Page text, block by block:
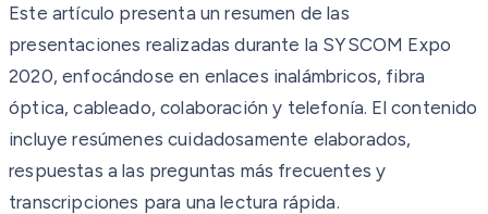
Este artículo presenta un resumen de las
presentaciones realizadas durante la SYSCOM Expo
2020, enfocándose en enlaces inalámbricos, fibra
óptica, cableado, colaboración y telefonía. El contenido
incluye resúmenes cuidadosamente elaborados,
respuestas a las preguntas más frecuentes y
transcripciones para una lectura rápida.